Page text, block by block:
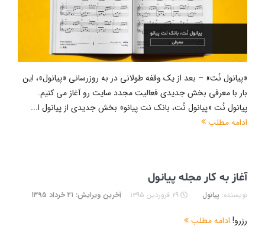
«پیانول نُت» – بعد از یک وقفه طولانی در به‌ روزرسانی «پیانول»، این
بار با معرفی بخش جدیدی فعالیت مجدد سایت رو آغاز می کنیم.
پیانول نُت «پیانول نُت، بانک نت پیانو» بخش جدیدی از پیانول ا...
ادامه مطلب
آغاز به کار مجله پیانول
نویسنده: پیانول ۲۹ فروردین ۱۳۹۵ آخرین ویرایش: ۲۱ خرداد ۱۳۹۵
رزرو! ادامه مطلب